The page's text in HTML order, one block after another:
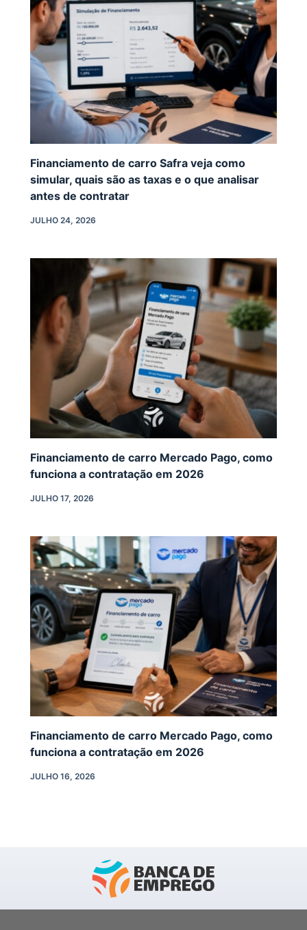
Financiamento de carro Safra veja como
simular, quais são as taxas e o que analisar
antes de contratar
JULHO 24, 2026
Financiamento de carro Mercado Pago, como
funciona a contratação em 2026
JULHO 17, 2026
Financiamento de carro Mercado Pago, como
funciona a contratação em 2026
JULHO 16, 2026